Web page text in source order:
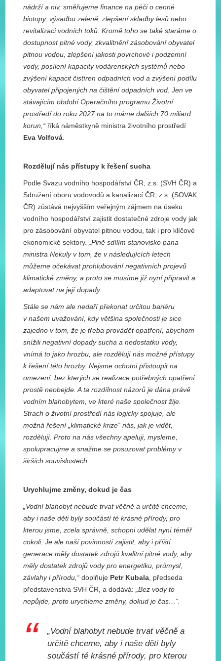
nádrží a niv, směřujeme finance na péči o cenné
biotopy, výsadbu zeleně, zlepšení skladby lesů nebo
revitalizaci vodních toků. Kromě toho se také staráme o
dostupnost pitné vody, zkvalitnění zásobování obyvatel
pitnou vodou, zlepšení jakosti povrchové i podzemní
vody, posílení kapacity vodárenských systémů nebo
zvýšení kapacit čistíren odpadních vod a zvýšení podílu
obyvatel připojených na čištění odpadních vod. Jen ve
stávajícím období Operačního programu Životní
prostředí do roku 2027 na to máme dalších 70 miliard
korun,“říká náměstkyně ministra životního prostředí
Eva Volfová
Rozdělují nás přístupy k řešení sucha
Podle Svazu vodního hospodářství ČR, z.s. (SVH ČR) a
Sdružení oboru vodovodů a kanalizací ČR, z.s. (SOVAK
ČR) zůstává nejvyšším veřejným zájmem na úseku
vodního hospodářství zajistit dostatečné zdroje vody jak
pro zásobování obyvatel pitnou vodou, tak i pro klíčové
ekonomické sektory.
„Plně sdílím stanovisko pana
ministra Nekuly v tom, že v následujících letech
můžeme očekávat prohlubování negativních projevů
klimatické změny, a proto se musíme již nyní připravit a
adaptovat na její dopady.
Stále se nám ale nedaří překonat určitou bariéru
v našem uvažování, kdy většina společnosti je sice
zajedno v tom, že je třeba provádět opatření, abychom
snížili negativní dopady sucha a nedostatku vody,
vnímá to jako hrozbu, ale rozdělují nás možné přístupy
k řešení této hrozby. Nejsme ochotni přistoupit na
omezení, bez kterých se realizace potřebných opatření
prostě neobejde. A ta rozdílnost názorů je dána právě
vodním blahobytem, ve které naše společnost žije.
Strach o životní prostředí nás logicky spojuje, ale
možná řešení „klimatické krize“ nás, jak je vidět,
rozdělují. Proto na nás všechny apeluji, mysleme,
spolupracujme a snažme se posuzovat problémy v
širších souvislostech.
Urychlujme změny, dokud je čas
„Vodní blahobyt nebude trvat věčně a určitě chceme,
aby i naše děti byly součástí té krásné přírody, pro
kterou jsme, zcela správně, schopni udělat nyní téměř
cokoli. Je ale naší povinností zajistit, aby i příští
generace měly dostatek zdrojů kvalitní pitné vody, aby
měly dostatek zdrojů vody pro energetiku, průmysl,
závlahy i přírodu,“ doplňuje Petr Kubala , předseda
představenstva SVH ČR, a dodává:
„Bez vody to
nepůjde, proto urychleme změny, dokud je čas…“.
„Vodní blahobyt nebude trvat věčně a
určitě chceme, aby i naše děti byly
součástí té krásné přírody, pro kterou